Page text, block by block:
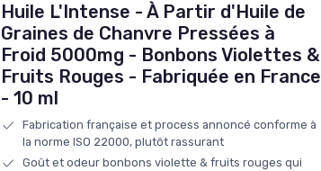
Huile L'Intense - À Partir d'Huile de
Graines de Chanvre Pressées à
Froid 5000mg - Bonbons Violettes &
Fruits Rouges - Fabriquée en France
- 10 ml
Fabrication française et process annoncé conforme à
la norme ISO 22000, plutôt rassurant
Goût et odeur bonbons violette & fruits rouges qui